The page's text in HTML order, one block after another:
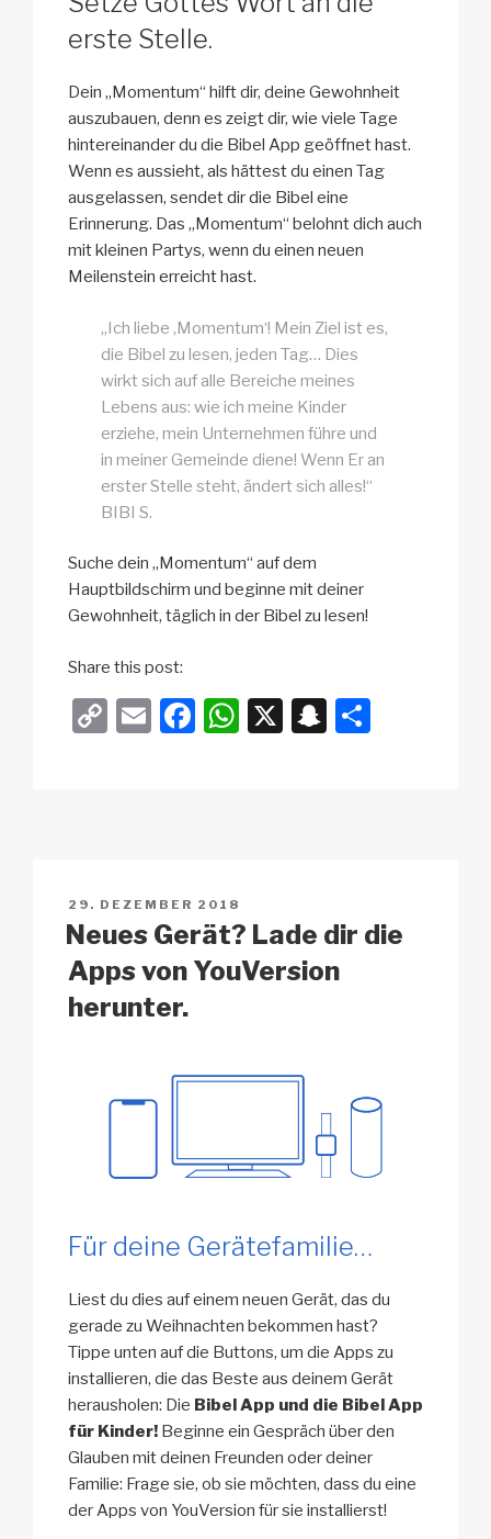
erste Stelle.
Dein „Momentum“ hilft dir, deine Gewohnheit
auszubauen, denn es zeigt dir, wie viele Tage
hintereinander du die Bibel App geöffnet hast.
Wenn es aussieht, als hättest du einen Tag
ausgelassen, sendet dir die Bibel eine
Erinnerung. Das „Momentum“ belohnt dich auch
mit kleinen Partys, wenn du einen neuen
Meilenstein erreicht hast.
„Ich liebe ‚Momentum‘! Mein Ziel ist es,
die Bibel zu lesen, jeden Tag… Dies
wirkt sich auf alle Bereiche meines
Lebens aus: wie ich meine Kinder
erziehe, mein Unternehmen führe und
in meiner Gemeinde diene! Wenn Er an
erster Stelle steht, ändert sich alles!“
BIBI S.
Suche dein „Momentum“ auf dem
Hauptbildschirm und beginne mit deiner
Gewohnheit, täglich in der Bibel zu lesen!
Share this post:
C
n
k
E
F
o
o
k
W
p
X
S
at
VERÖFFENTLICHT
AM
29. DEZEMBER 2018
Neues Gerät? Lade dir die
Apps von YouVersion
herunter.
Für deine Gerätefamilie…
Liest du dies auf einem neuen Gerät, das du
gerade zu Weihnachten bekommen hast?
Tippe unten auf die Buttons, um die Apps zu
installieren, die das Beste aus deinem Gerät
herausholen: Die Bibel App und die Bibel App
für Kinder! Beginne ein Gespräch über den
Glauben mit deinen Freunden oder deiner
Familie: Frage sie, ob sie möchten, dass du eine
der Apps von YouVersion für sie installierst!